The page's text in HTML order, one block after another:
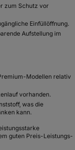
zum Schutz vor
Einfüllöffnung.
Aufstellung im
Modellen relativ
vorhanden.
was die
kann.
guten Preis-Leistungs-